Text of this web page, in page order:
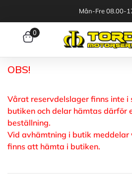
Mån-Fre 08.00-
0
OBS!
Vårat reservdelslager finns inte i
butiken och delar hämtas därför
beställning.
Vid avhämtning i butik meddelar
finns att hämta i butiken.